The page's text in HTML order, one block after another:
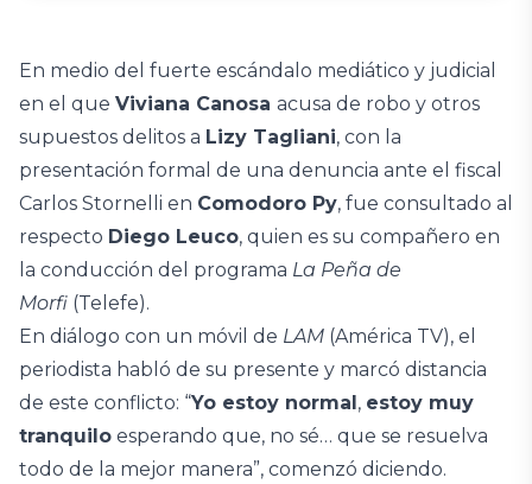
En medio del fuerte escándalo mediático y judicial
en el que Viviana Canosa acusa de robo y otros
supuestos delitos a Lizy Tagliani, con la
presentación formal de una denuncia ante el fiscal
Carlos Stornelli en Comodoro Py, fue consultado al
respecto Diego Leuco, quien es su compañero en
la conducción del programa La Peña de
Morfi (Telefe).
En diálogo con un móvil de LAM (América TV), el
periodista habló de su presente y marcó distancia
de este conflicto: “Yo estoy normal, estoy muy
tranquilo esperando que, no sé… que se resuelva
todo de la mejor manera”, comenzó diciendo.